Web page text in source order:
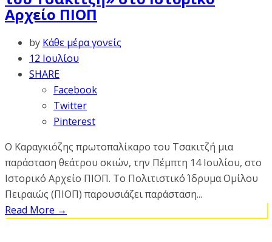
Αρχείο ΠΙΟΠ
by Κάθε μέρα γονείς
12 Ιουλίου
SHARE
Facebook
Twitter
Pinterest
O Καραγκιόζης πρωτοπαλίκαρο του Τσακιτζή μια
παράσταση θεάτρου σκιών, την Πέμπτη 14 Ιουλίου, στο
Ιστορικό Αρχείο ΠΙΟΠ. Το Πολιτιστικό Ίδρυμα Ομίλου
Πειραιώς (ΠΙΟΠ) παρουσιάζει παράσταση...
Read More →